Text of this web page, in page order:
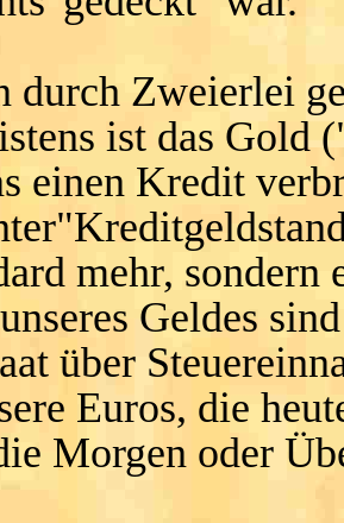
durch Zweierlei
ist das Gold
einen Kredit
mehr,
Geldes
über
Euros, die
Morgen oder